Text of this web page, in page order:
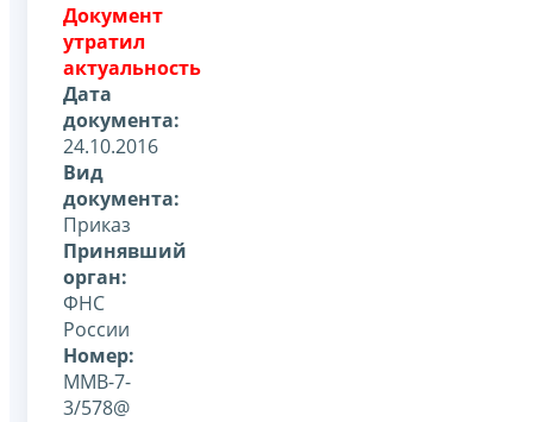
Документ
утратил
актуальность
Дата
документа:
24.10.2016
Вид
документа:
Приказ
Принявший
орган:
ФНС
России
Номер:
ММВ-7-
3/578@